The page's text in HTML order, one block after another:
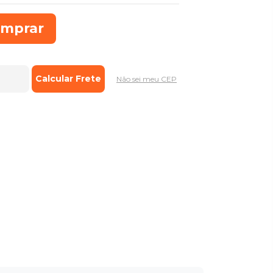
Não sei meu CEP